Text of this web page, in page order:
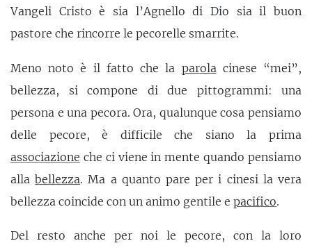
Vangeli Cristo è sia l’Agnello di Dio sia il buon
pastore che rincorre le pecorelle smarrite.
Meno noto è il fatto che la parola cinese “mei”,
bellezza, si compone di due pittogrammi: una
persona e una pecora. Ora, qualunque cosa pensiamo
delle pecore, è difficile che siano la prima
associazione che ci viene in mente quando pensiamo
allabellezza. Ma a quanto pare per i cinesi la vera
bellezza coincide con un animo gentile e pacifico.
Del resto anche per noi le pecore, con la loro